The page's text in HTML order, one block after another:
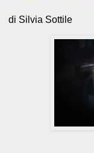
di Silvia Sottile